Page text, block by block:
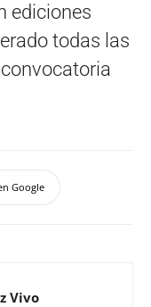
ediciones
todas las
Google
Vivo